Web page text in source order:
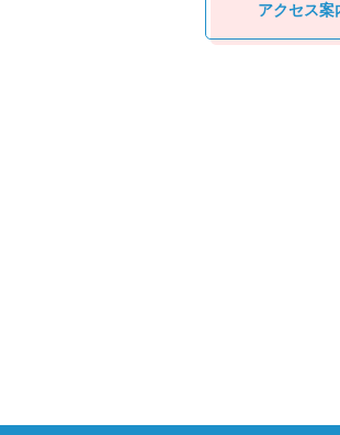
アクセス案